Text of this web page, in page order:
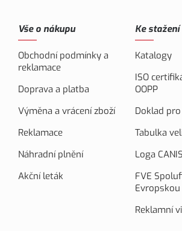
Vše o nákupu
Obchodní podmínky a
reklamace
Doprava a platba
Výměna a vrácení zboží
Reklamace
Náhradní plnění
Akční leták
Ke stažení
Katalogy
ISO
OOPP
Doklad
Tabulka
Loga
FVE
Reklamní